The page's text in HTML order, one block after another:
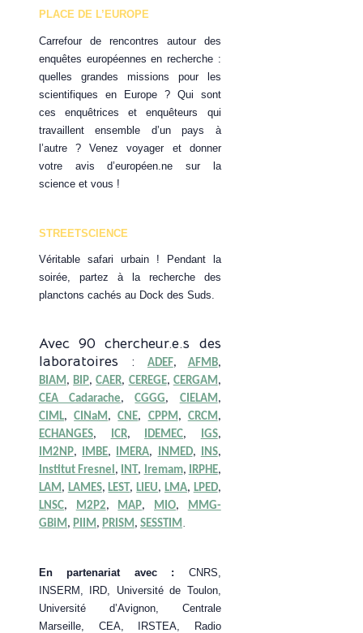
PLACE DE L’EUROPE
Carrefour de rencontres autour des
enquêtes européennes en recherche :
quelles grandes missions pour les
scientifiques en Europe ? Qui sont
ces enquêtrices et enquêteurs qui
travaillent ensemble d’un pays à
l’autre ? Venez voyager et donner
votre avis d’européen.ne sur la
science et vous !
STREETSCIENCE
Véritable safari urbain ! Pendant la
soirée, partez à la recherche des
planctons cachés au Dock des Suds.
Avec 90 chercheur.e.s des
laboratoires :
ADEF, AFMB,
BIAM , BIP,CAER, CEREGE, CERGAM ,
CEA Cadarache,CGGG, CIELAM ,
CIML,CINaM ,CNE, CPPM , CRCM ,
ECHANGES, ICR, IDEMEC, IGS,
IM2NP, IMBE, IMERA, INMED, INS,
Institut Fresnel , INT , Iremam, IRPHE,
LAM , LAMES, LEST , LIEU, LMA, LPED,
LNSC, M2P2, MAP, MIO,
MMG-
GBiM , PIIM , PRISM , SESSTIM .
En partenariat avec : CNRS,
INSERM, IRD, Université de Toulon,
Université d’Avignon, Centrale
Marseille, CEA, IRSTEA, Radio